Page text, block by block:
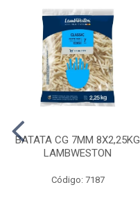
BATATA CG 7MM 8X2,25KG
LAMBWESTON
Código: 7187